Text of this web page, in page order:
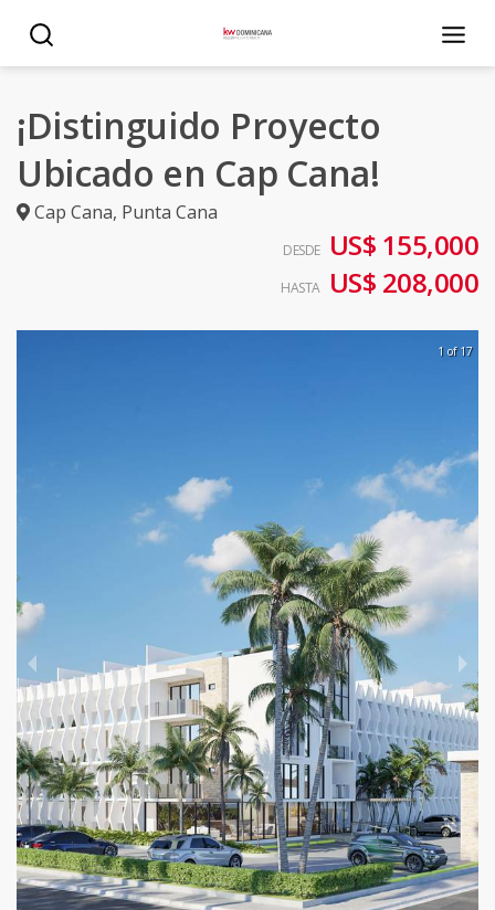
¡Distinguido Proyecto
Ubicado en Cap Cana!
Cap Cana, Punta Cana
DESDE US$ 155,000
HASTA US$ 208,000
1 of 17